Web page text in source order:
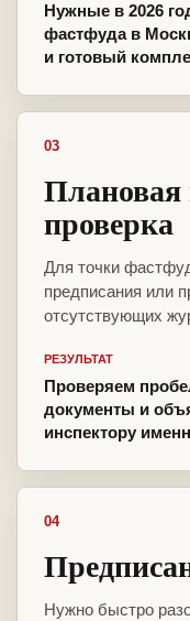
Нужные в 2026
фастфуда в
и готовый
03
Плановая
проверка
Для точки
предписания или
отсутствующих
РЕЗУЛЬТАТ
Проверяем
документы и
инспектору
04
Нужно быстро